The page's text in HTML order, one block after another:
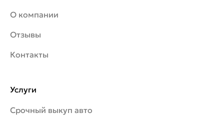
О компании
Отзывы
Контакты
Услуги
Срочный выкуп авто